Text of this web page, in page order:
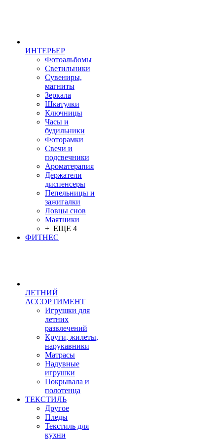
ИНТЕРЬЕР
Фотоальбомы
Светильники
Сувениры,
магниты
Зеркала
Шкатулки
Ключницы
Часы и
будильники
Фоторамки
Свечи и
подсвечники
Ароматерапия
Держатели
диспенсеры
Пепельницы и
зажигалки
Ловцы снов
Маятники
+ ЕЩЕ 4
ФИТНЕС
ЛЕТНИЙ
АССОРТИМЕНТ
Игрушки для
летних
развлечений
Круги, жилеты,
нарукавники
Матрасы
Надувные
игрушки
Покрывала и
полотенца
ТЕКСТИЛЬ
Другое
Пледы
Текстиль для
кухни